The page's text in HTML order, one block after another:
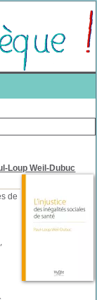
Loup Weil-Dubuc
de
,